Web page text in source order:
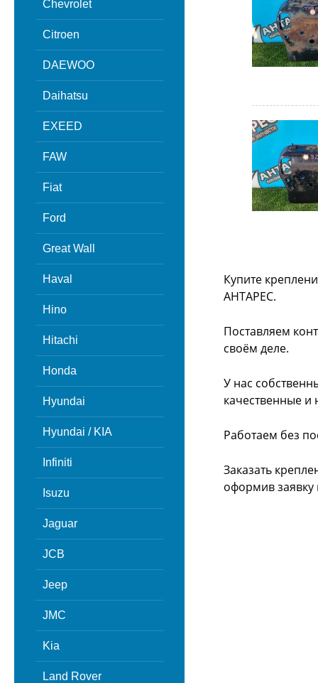
Chevrolet
Citroen
DAEWOO
Daihatsu
EXEED
FAW
Fiat
Ford
Great Wall
Haval
Hino
Hitachi
Honda
Hyundai
Hyundai / KIA
Infiniti
Isuzu
Jaguar
JCB
Jeep
JMC
Kia
Land Rover
Купите
АНТАРЕС.
Поставляем
своём деле.
У нас
качественные и
Работаем без
Заказать
оформив заявку